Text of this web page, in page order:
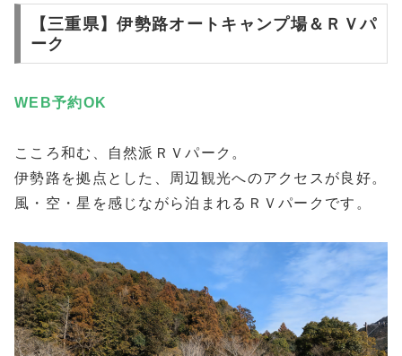
【三重県】伊勢路オートキャンプ場＆ＲＶパ
ーク
WEB予約OK
こころ和む、自然派ＲＶパーク。
伊勢路を拠点とした、周辺観光へのアクセスが良好。
風・空・星を感じながら泊まれるＲＶパークです。